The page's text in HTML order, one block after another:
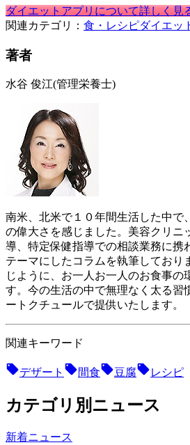
ダイエットアプリについて詳しく見
関連カテゴリ： 食・レシピダイエッ
著者
水谷 俊江(管理栄養士)
南米、北米で１０年間生活した中で
の偉大さを感じました。美容クリニ
導、特定保健指導での相談業務に携
テーマにしたコラムを執筆しており
じように、お一人お一人のお食事の
す。今の生活の中で無理なく太る習
ートクチュールで提供いたします。
関連キーワード
デザート 間食 豆腐 レシピ
カテゴリ別ニュース
新着ニュース